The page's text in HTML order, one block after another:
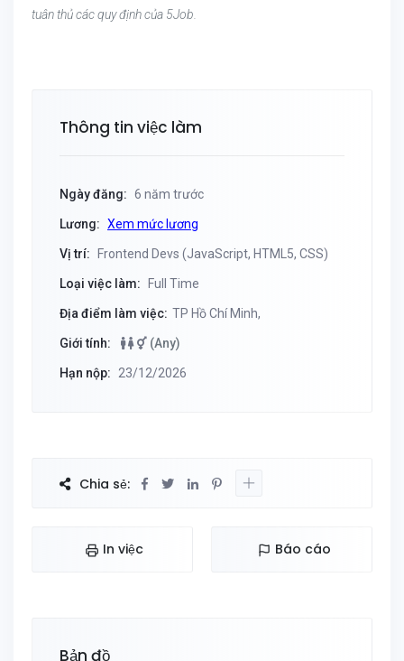
tuân thủ các quy định của 5Job.
Thông tin việc làm
Ngày đăng: 6 năm trước
Lương: Xem mức lương
Vị trí: Frontend Devs (JavaScript, HTML5, CSS)
Loại việc làm: Full Time
Địa điểm làm việc: TP Hồ Chí Minh,
Giới tính: (Any)
Hạn nộp: 23/12/2026
Chia sẻ:
In việc Báo cáo
Bản đồ